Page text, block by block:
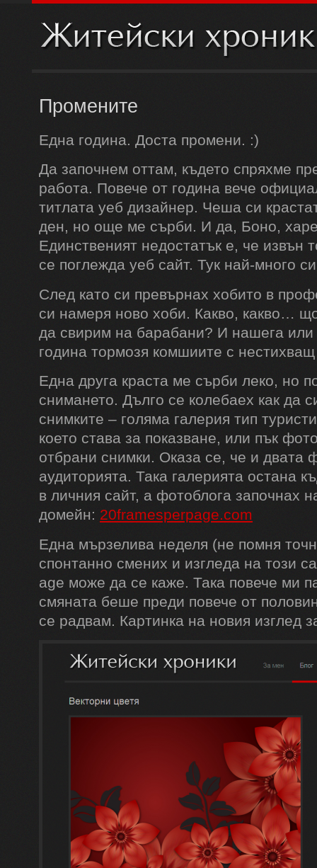
Промените
Една година. Доста промени. :)
Да започнем оттам, където спряхме
работа. Повече от година вече
титлата уеб дизайнер. Чеша си
ден, но още ме сърби. И да, Боно,
Единственият недостатък е, че извън
се поглежда уеб сайт. Тук най-много
След като си превърнах хобито в
си намеря ново хоби. Какво, какво…
да свирим на барабани? И нашега или
година тормозя комшиите с
Една друга краста ме сърби леко, но
снимането. Дълго се колебаех как да
снимките – голяма галерия тип
което става за показване, или пък
отбрани снимки. Оказа се, че и двата
аудиторията. Така галерията остана
в личния сайт, а фотоблога започнах
домейн: 20framesperpage.com
Една мързелива неделя (не помня
спонтанно смених и изгледа на този
age може да се каже. Така повече ми
смяната беше преди повече от
се радвам. Картинка на новия изглед